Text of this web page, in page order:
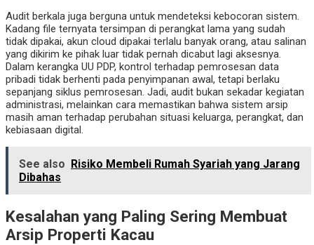
Audit berkala juga berguna untuk mendeteksi kebocoran sistem.
Kadang file ternyata tersimpan di perangkat lama yang sudah
tidak dipakai, akun cloud dipakai terlalu banyak orang, atau salinan
yang dikirim ke pihak luar tidak pernah dicabut lagi aksesnya.
Dalam kerangka UU PDP, kontrol terhadap pemrosesan data
pribadi tidak berhenti pada penyimpanan awal, tetapi berlaku
sepanjang siklus pemrosesan. Jadi, audit bukan sekadar kegiatan
administrasi, melainkan cara memastikan bahwa sistem arsip
masih aman terhadap perubahan situasi keluarga, perangkat, dan
kebiasaan digital.
See also Risiko Membeli Rumah Syariah yang Jarang
Dibahas
Kesalahan yang Paling Sering Membuat
Arsip Properti Kacau